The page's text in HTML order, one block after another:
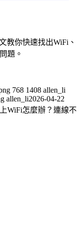
教你快速找出WiFi、
題。
768 1408 allen_li
allen_li2026-04-22
WiFi怎麼辦？連線不